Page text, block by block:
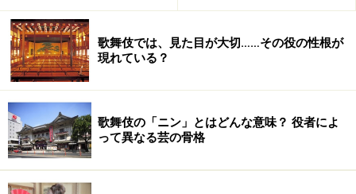
歌舞伎では、見た目が大切……その役の性根が
現れている？
歌舞伎の「ニン」とはどんな意味？ 役者によ
って異なる芸の骨格